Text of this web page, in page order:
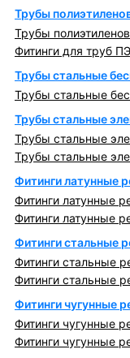
Трубы
Трубы
Фитинги для труб
Трубы стальные
Трубы стальные
Трубы стальные
Трубы стальные
Трубы стальные
Фитинги латунные
Фитинги латунные
Фитинги латунные
Фитинги стальные
Фитинги стальные
Фитинги стальные
Фитинги чугунные
Фитинги чугунные
Фитинги чугунные